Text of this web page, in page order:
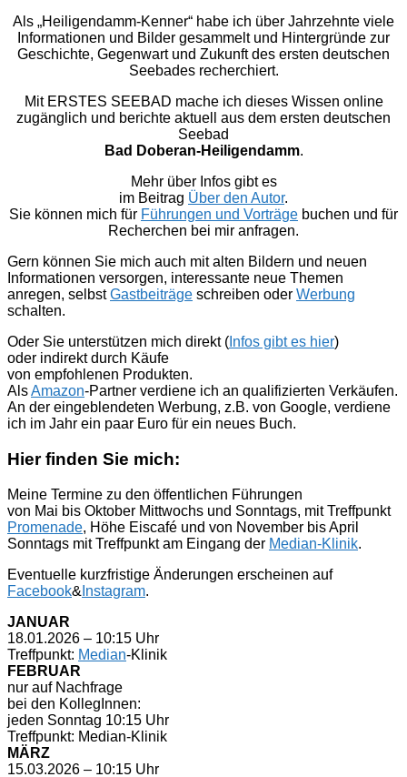
Als „Heiligendamm-Kenner“ habe ich über Jahrzehnte viele
Informationen und Bilder gesammelt und Hintergründe zur
Geschichte, Gegenwart und Zukunft des ersten deutschen
Seebades recherchiert.
Mit ERSTES SEEBAD mache ich dieses Wissen online
zugänglich und berichte aktuell aus dem ersten deutschen
Seebad
Bad Doberan-Heiligendamm.
Mehr über Infos gibt es
im Beitrag Über den Autor.
Sie können mich für Führungen und Vorträge buchen und für
Recherchen bei mir anfragen.
Gern können Sie mich auch mit alten Bildern und neuen
Informationen versorgen, interessante neue Themen
anregen, selbstGastbeiträge schreiben oder Werbung
schalten.
Oder Sie unterstützen mich direkt ( Infos gibt es hier)
oder indirekt durch Käufe
von empfohlenen Produkten.
AlsAmazon-Partner verdiene ich an qualifizierten Verkäufen.
An der eingeblendeten Werbung, z.B. von Google, verdiene
ich im Jahr ein paar Euro für ein neues Buch.
Hier finden Sie mich:
Meine Termine zu den öffentlichen Führungen
von Mai bis Oktober Mittwochs und Sonntags, mit Treffpunkt
Promenade, Höhe Eiscafé und von November bis April
Sonntags mit Treffpunkt am Eingang der Median-Klinik.
Eventuelle kurzfristige Änderungen erscheinen auf
Facebook& Instagram.
JANUAR
18.01.2026 – 10:15 Uhr
Treffpunkt: Median-Klinik
FEBRUAR
nur auf Nachfrage
bei den KollegInnen:
jeden Sonntag 10:15 Uhr
Treffpunkt: Median-Klinik
MÄRZ
15.03.2026 – 10:15 Uhr